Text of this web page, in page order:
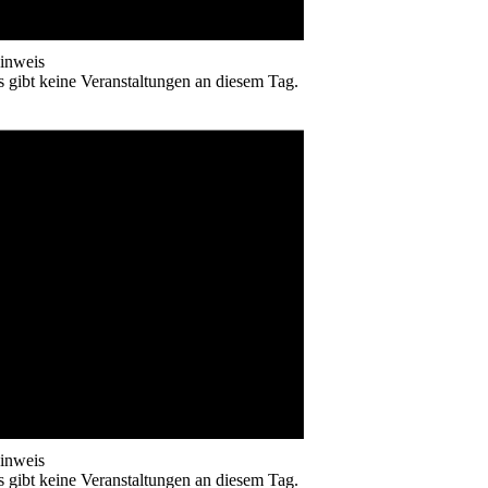
gibt keine Veranstaltungen an diesem Tag.
gibt keine Veranstaltungen an diesem Tag.